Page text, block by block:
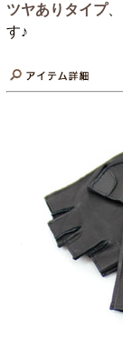
ツヤありタイプ、
す♪